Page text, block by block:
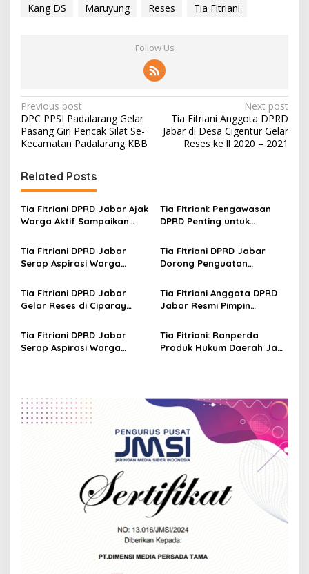
Kang DS Maruyung Reses Tia Fitriani
Follow Us
P
o
s
t
n
a
v
i
g
t
o
Previous post
DPC PPSI Padalarang Gelar
Pasang Giri Pencak Silat Se-
Kecamatan Padalarang KBB
Next post
Tia Fitriani Anggota DPRD
Jabar di Desa Cigentur Gelar
Reses ke ll 2020 – 2021
Related Posts
Tia Fitriani DPRD Jabar Ajak
Warga Aktif Sampaikan
pada Pengawasan
Program Pemprov Jabar
Tia Fitriani: Pengawasan
DPRD Penting untuk
Jabar Tepat Sasaran
Tia Fitriani DPRD Jabar
Serap Aspirasi Warga
Pengawasan Pemerintahan
Tia Fitriani DPRD Jabar
Dorong Penguatan
Pemprov Jabar hingga
Tingkat Desa
Tia Fitriani DPRD Jabar
Gelar Reses di Ciparay
Perkuat Konsolidasi Kader
NasDem
Tia Fitriani Anggota DPRD
Jabar Resmi Pimpin
Bandung Periode 2026–2031
Tia Fitriani DPRD Jabar
Serap Aspirasi Warga
Tia Fitriani: Ranperda
Produk Hukum Daerah Jadi